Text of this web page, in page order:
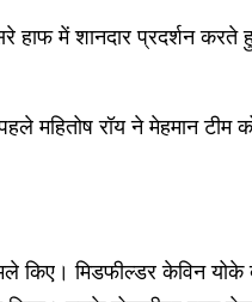
हाफ में शानदार प्रदर्शन करते
महितोष रॉय ने मेहमान
किए। मिडफील्डर केविन